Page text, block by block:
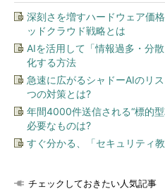
マルチメディア・リダイレ
メディアの処理を行うこと
を行うことで描画を高速化
Aero Glassのサポート
10台までのマルチ・ディス
例えば、リモート接続をした状
透過表示）を利用することも可能
深刻さを増すハードウェア価
ッドクラウド戦略とは
AIを活用して「情報過多・分
化する方法
急速に広がるシャドーAIのリ
つの対策とは?
年間4000件送信される“標的
必要なものは?
すぐ分かる、「セキュリティ
チェックしておきたい人気記事